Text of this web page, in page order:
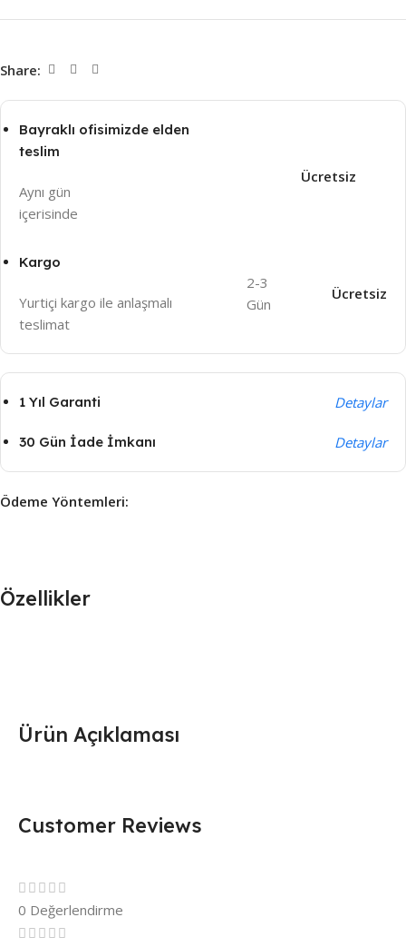
Share:
Bayraklı ofisimizde elden
teslim
Aynı gün
içerisinde
Ücretsiz
Kargo
Yurtiçi kargo ile anlaşmalı
teslimat
2-3
Gün
Ücretsiz
1 Yıl Garanti Detaylar
30 Gün İade İmkanı Detaylar
Ödeme Yöntemleri:
Ürün Açıklaması
Özellikler
Customer Reviews
0 Değerlendirme